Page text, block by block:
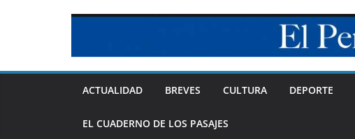
ACTUALIDAD BREVES CULTURA DEPORTE
EL CUADERNO DE LOS PASAJES